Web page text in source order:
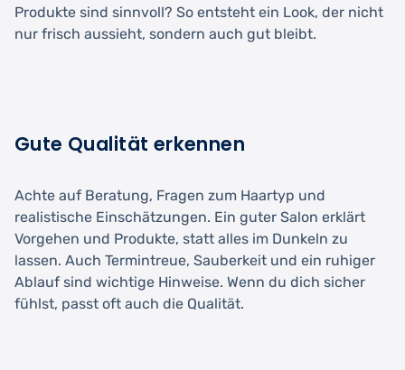
Produkte sind sinnvoll? So entsteht ein Look, der nicht
nur frisch aussieht, sondern auch gut bleibt.
Gute Qualität erkennen
Achte auf Beratung, Fragen zum Haartyp und
realistische Einschätzungen. Ein guter Salon erklärt
Vorgehen und Produkte, statt alles im Dunkeln zu
lassen. Auch Termintreue, Sauberkeit und ein ruhiger
Ablauf sind wichtige Hinweise. Wenn du dich sicher
fühlst, passt oft auch die Qualität.